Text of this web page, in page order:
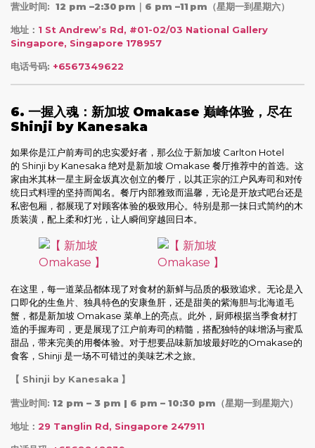
营业时间: 12 pm –2:30 pm｜6 pm –11 pm （星期一到星期六）
地址： 1 St Andrew’s Rd, #01-02/03 National Gallery
Singapore, Singapore 178957
电话号码: +6567349622
6. 一握入魂：新加坡 Omakase 巅峰体验，尽在
Shinji by Kanesaka
如果你是江户前寿司的忠实爱好者，那么位于新加坡 Carlton Hotel
的 Shinji by Kanesaka 绝对是新加坡 Omakase 餐厅推荐中的首选。这
家由米其林一星主厨金坂真次创立的餐厅，以其正宗的江户风寿司和对传
统日式料理的坚持而闻名。餐厅内部雅致而温馨，无论是开放式吧台还是
私密包厢，都展现了对顾客体验的极致用心。特别是那一抹日式简约的木
质装潢，配上柔和灯光，让人瞬间穿越回日本。
在这里，每一道菜品都体现了对食材的新鲜与品质的极致追求。无论是入
口即化的生鱼片、独具特色的安康鱼肝，还是甜美的紫海胆与北海道毛
蟹，都是新加坡 Omakase 菜单上的亮点。此外，厨师根据当季食材打
造的手握寿司，更是展现了江户前寿司的精髓，搭配独特的味增汤与蜜瓜
甜品，带来完美的用餐体验。对于想要品味新加坡最好吃的Omakase的
食客，Shinji 是一场不可错过的美味艺术之旅。
【 Shinji by Kanesaka 】
营业时间: 12 pm – 3 pm | 6 pm – 10:30 pm（星期一到星期六）
地址： 29 Tanglin Rd, Singapore 247911